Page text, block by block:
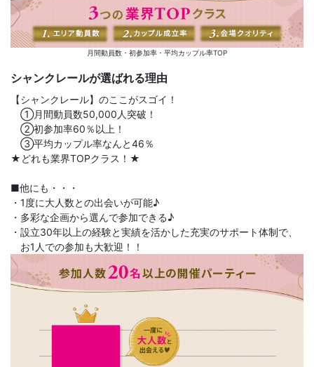
月間動員数・初参加率・平均カップル率TOP
シャンクレールが選ばれる理由
【シャンクレール】のここがスゴイ！
①月間動員数50,000人突破！
②初参加率60％以上！
③平均カップル率なんと46％
★どれも業界TOPクラス！★
■他にも・・・
・1度に大人数との出会いが可能♪
・多彩な企画から選んで参加できる♪
・設立30年以上の経験と実績を活かした充実のサポート体制で、
お1人での参加も大歓迎！！